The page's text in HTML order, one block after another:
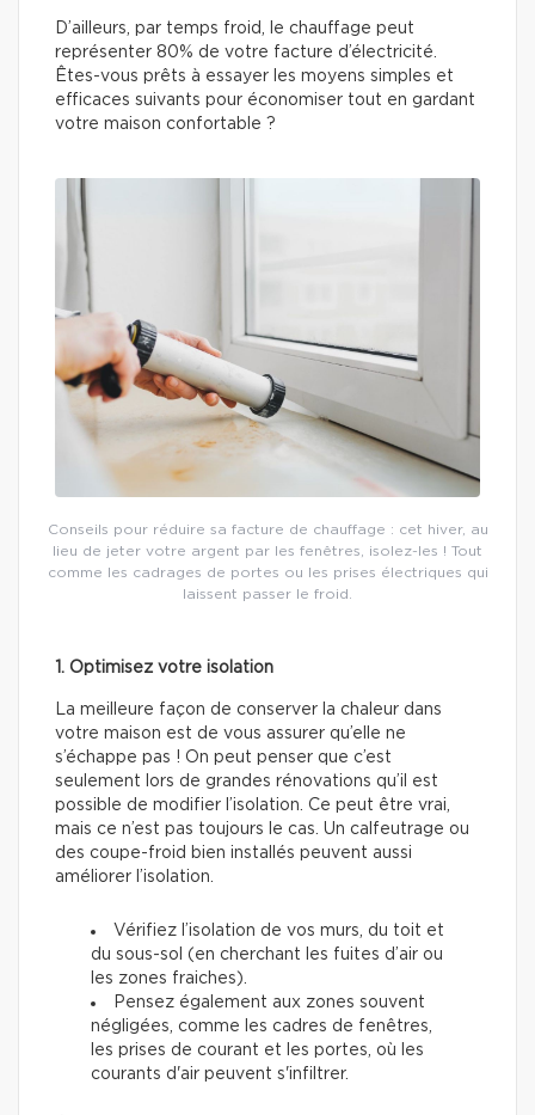
D’ailleurs, par temps froid, le chauffage peut
représenter 80% de votre facture d’électricité.
Êtes-vous prêts à essayer les moyens simples et
efficaces suivants pour économiser tout en gardant
votre maison confortable ?
Conseils pour réduire sa facture de chauffage : cet hiver, au
lieu de jeter votre argent par les fenêtres, isolez-les ! Tout
comme les cadrages de portes ou les prises électriques qui
laissent passer le froid.
1. Optimisez votre isolation
La meilleure façon de conserver la chaleur dans
votre maison est de vous assurer qu’elle ne
s’échappe pas ! On peut penser que c’est
seulement lors de grandes rénovations qu’il est
possible de modifier l’isolation. Ce peut être vrai,
mais ce n’est pas toujours le cas. Un calfeutrage ou
des coupe-froid bien installés peuvent aussi
améliorer l’isolation.
Vérifiez l’isolation de vos murs, du toit et
du sous-sol (en cherchant les fuites d’air ou
les zones fraiches).
Pensez également aux zones souvent
négligées, comme les cadres de fenêtres,
les prises de courant et les portes, où les
courants d'air peuvent s'infiltrer.